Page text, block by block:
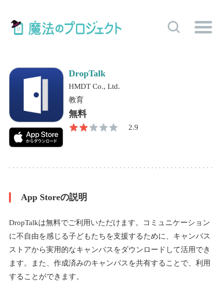
DropTalk
HMDT Co., Ltd.
教育
無料
2.9
App Storeの説明
DropTalkは無料でご利用いただけます。コミュニケーション
に不自由を感じる子どもたちを支援するために、キャンバス
ストアから実用的なキャンバスをダウンロードして活用でき
ます。また、作成済みのキャンバスを共有することで、利用
することができます。